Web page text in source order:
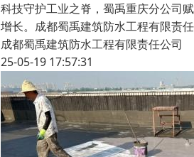
科技守护工业之脊，蜀禹重庆分公司
增长。成都蜀禹建筑防水工程有限责
成都蜀禹建筑防水工程有限责任公司
25-05-19 17:57:31